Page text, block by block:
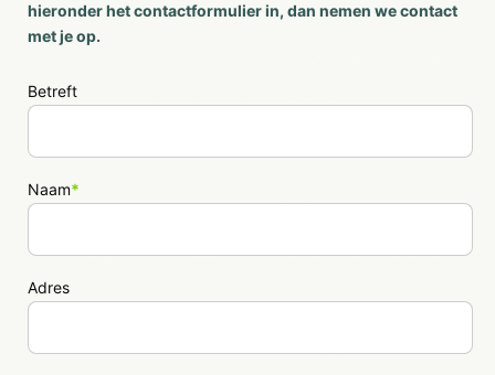
hieronder het contactformulier in, dan nemen we contact
met je op.
Betreft
Naam*
Adres